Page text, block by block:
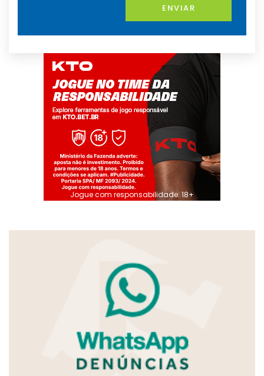
ENVIAR
Jogue com responsabilidade. 18+